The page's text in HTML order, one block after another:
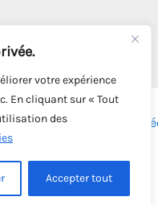
votre expérience
En cliquant sur « Tout
des
Accepter tout
- | Webmaster